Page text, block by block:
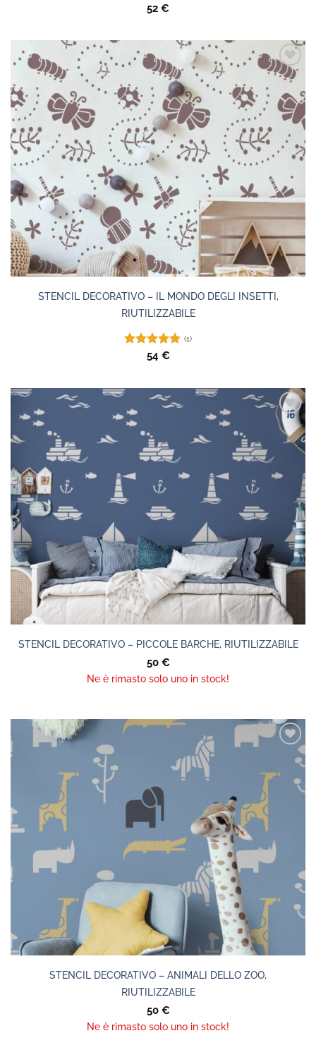
Valutato
52 €
STENCIL DECORATIVO – IL MONDO DEGLI INSETTI,
RIUTILIZZABILE
Valutato
(1)
54 €
STENCIL DECORATIVO – PICCOLE BARCHE, RIUTILIZZABILE
50 €
Ne è rimasto solo uno in stock!
STENCIL DECORATIVO – ANIMALI DELLO ZOO,
RIUTILIZZABILE
50 €
Ne è rimasto solo uno in stock!